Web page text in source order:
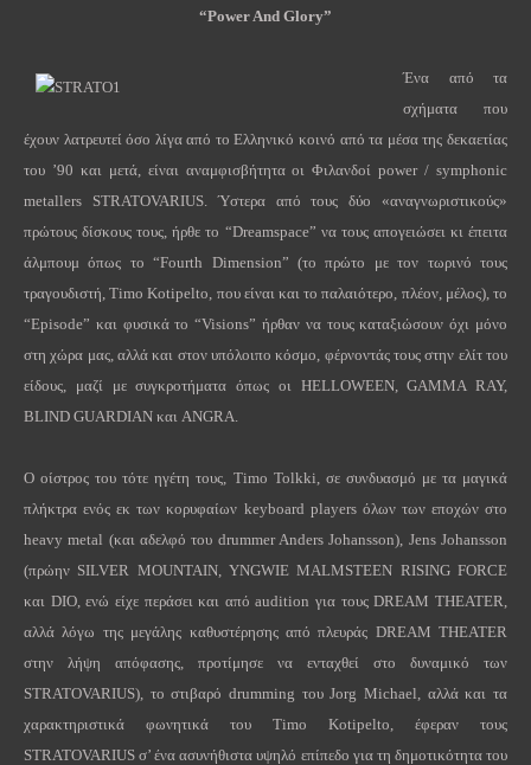
“Power And Glory”
Ένα από τα
σχήματα που
έχουν λατρευτεί όσο λίγα από το Ελληνικό κοινό από τα μέσα της δεκαετίας
του ’90 και μετά, είναι αναμφισβήτητα οι Φιλανδοί power / symphonic
metallers STRATOVARIUS. Ύστερα από τους δύο «αναγνωριστικούς»
πρώτους δίσκους τους, ήρθε το “Dreamspace” να τους απογειώσει κι έπειτα
άλμπουμ όπως το “Fourth Dimension” (το πρώτο με τον τωρινό τους
τραγουδιστή, Timo Kotipelto, που είναι και το παλαιότερο, πλέον, μέλος), το
“Episode” και φυσικά το “Visions” ήρθαν να τους καταξιώσουν όχι μόνο
στη χώρα μας, αλλά και στον υπόλοιπο κόσμο, φέρνοντάς τους στην ελίτ του
είδους, μαζί με συγκροτήματα όπως οι HELLOWEEN, GAMMA RAY,
BLIND GUARDIAN και ANGRA.
Ο οίστρος του τότε ηγέτη τους, Timo Tolkki, σε συνδυασμό με τα μαγικά
πλήκτρα ενός εκ των κορυφαίων keyboard players όλων των εποχών στο
heavy metal (και αδελφό του drummer Anders Johansson), Jens Johansson
(πρώην SILVER MOUNTAIN, YNGWIE MALMSTEEN RISING FORCE
και DIO, ενώ είχε περάσει και από audition για τους DREAM THEATER,
αλλά λόγω της μεγάλης καθυστέρησης από πλευράς DREAM THEATER
στην λήψη απόφασης, προτίμησε να ενταχθεί στο δυναμικό των
STRATOVARIUS), το στιβαρό drumming του Jorg Michael, αλλά και τα
χαρακτηριστικά φωνητικά του Timo Kotipelto, έφεραν τους
STRATOVARIUS σ’ ένα ασυνήθιστα υψηλό επίπεδο για τη δημοτικότητα του